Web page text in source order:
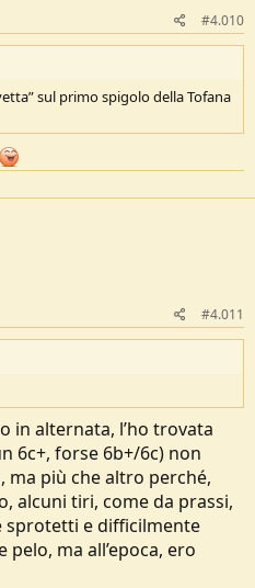
#4.010
sul primo spigolo della Tofana
#4.011
in alternata, l’ho trovata
6c+, forse 6b+/6c) non
più che altro perché,
alcuni tiri, come da prassi,
sprotetti e difficilmente
ma all’epoca, ero